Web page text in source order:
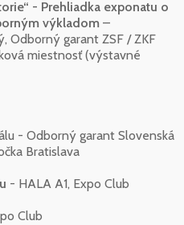
- Prehliadka exponatu o
výkladom –
Odborný garant ZSF / ZKF
miestnosť (výstavné
- Odborný garant Slovenská
Bratislava
- HALA A1, Expo Club
Club